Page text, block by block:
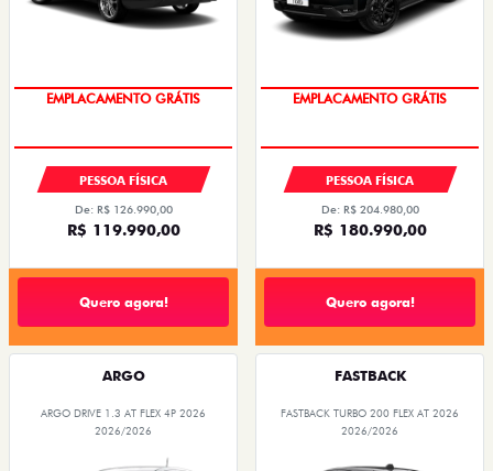
OPORTUNIDADE
PESSOA FÍSICA
De: R$ 126.990,00
R$ 119.990,00
Quero agora!
OPORTUNIDADE
PESSOA FÍSICA
De: R$ 204.980,00
R$ 180.990,00
Quero agora!
ARGO
ARGO DRIVE 1.3 AT FLEX 4P 2026
2026/2026
FASTBACK
FASTBACK TURBO 200 FLEX AT 2026
2026/2026